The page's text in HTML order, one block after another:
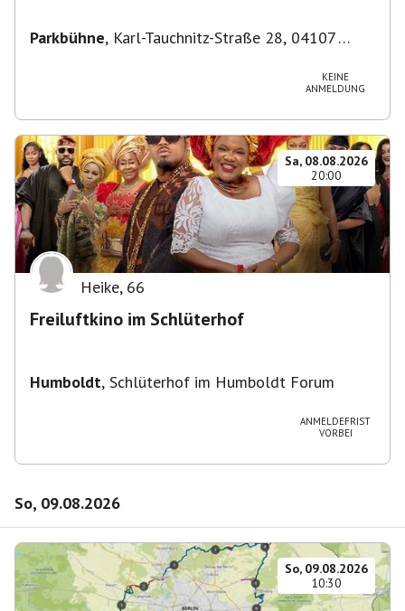
Parkbühne, Karl-Tauchnitz-Straße 28, 04107
KEINE
ANMELDUNG
Sa, 08.08.2026
20:00
Heike, 66
Freiluftkino im Schlüterhof
Humboldt, Schlüterhof im Humboldt Forum
ANMELDEFRIST
VORBEI
So, 09.08.2026
So, 09.08.2026
10:30